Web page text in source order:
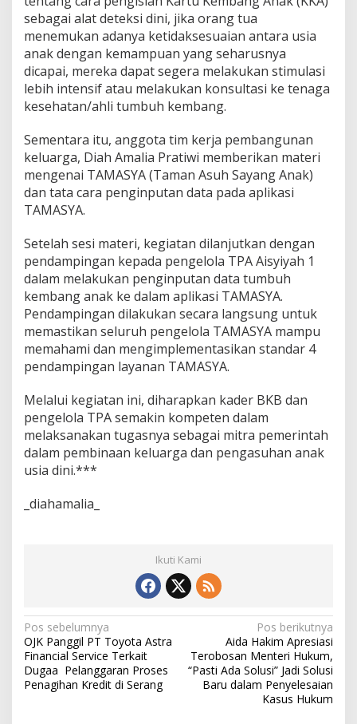
sebagai alat deteksi dini, jika orang tua
menemukan adanya ketidaksesuaian antara usia
anak dengan kemampuan yang seharusnya
dicapai, mereka dapat segera melakukan stimulasi
lebih intensif atau melakukan konsultasi ke tenaga
kesehatan/ahli tumbuh kembang.
Sementara itu, anggota tim kerja pembangunan
keluarga, Diah Amalia Pratiwi memberikan materi
mengenai TAMASYA (Taman Asuh Sayang Anak)
dan tata cara penginputan data pada aplikasi
TAMASYA.
Setelah sesi materi, kegiatan dilanjutkan dengan
pendampingan kepada pengelola TPA Aisyiyah 1
dalam melakukan penginputan data tumbuh
kembang anak ke dalam aplikasi TAMASYA.
Pendampingan dilakukan secara langsung untuk
memastikan seluruh pengelola TAMASYA mampu
memahami dan mengimplementasikan standar 4
pendampingan layanan TAMASYA.
Melalui kegiatan ini, diharapkan kader BKB dan
pengelola TPA semakin kompeten dalam
melaksanakan tugasnya sebagai mitra pemerintah
dalam pembinaan keluarga dan pengasuhan anak
usia dini.***
_diahamalia_
Ikuti Kami
N
a
v
Pos sebelumnya
OJK Panggil PT Toyota Astra
Financial Service Terkait
Dugaa Pelanggaran Proses
Penagihan Kredit di Serang
Pos berikutnya
Aida Hakim Apresiasi
Terobosan Menteri Hukum,
“Pasti Ada Solusi” Jadi Solusi
Baru dalam Penyelesaian
Kasus Hukum